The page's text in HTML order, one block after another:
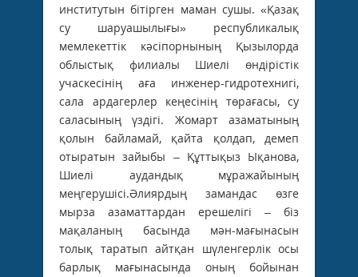
институтын бітірген маман сушы. «Қазақ
су шаруашылығы» республикалық
мемлекеттік кәсіпорнының Қызылорда
облыстық филиалы Шиелі өндірістік
учаскесінің аға инженер-гидротехнигі,
сала ардагерлер кеңесінің төрағасы, су
саласының үздігі. Жомарт азаматының
қолын байламай, қайта қолдап, демеп
отыратын зайыбы – Құттықыз Ықанова,
Шиелі аудандық мұражайының
меңгерушісі.Әлиярдың замандас өзге
мырза азаматтардан ерешелігі – біз
мақаланың басында мән-мағынасын
толық таратып айтқан шүленгерлік осы
барлық мағынасында оның бойынан